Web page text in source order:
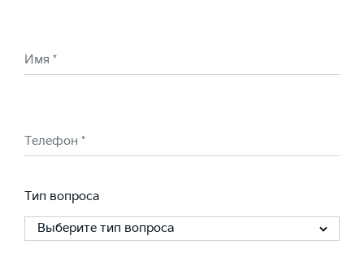
Имя *
Телефон *
Тип вопроса
Выберите тип вопроса